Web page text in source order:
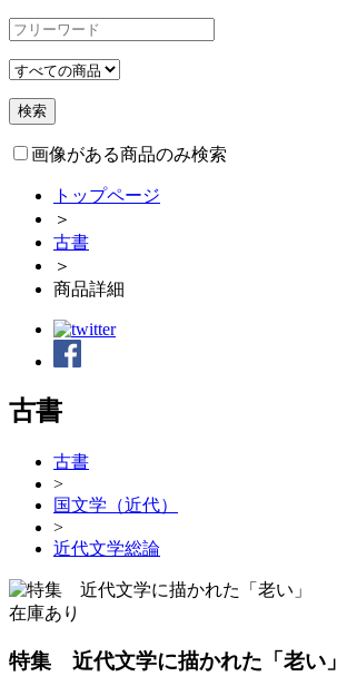
画像がある商品のみ検索
トップページ
＞
古書
＞
商品詳細
古書
古書
>
国文学（近代）
>
近代文学総論
在庫あり
特集 近代文学に描かれた「老い」